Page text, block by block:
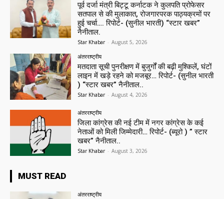
पूर्व दर्जा मंत्री बिट्टू कर्नाटक ने कुलपति प्रोफेसर
सतपाल से की मुलाकात, रोजगारपरक पाठ्यक्रमों पर
हुई चर्चा…. रिपोर्ट- (सुनील भारती) “स्टार खबर”
नैनीताल.
Star Khabar - August 5, 2026
अंतरराष्ट्रीय
मतदाता सूची पुनरीक्षण में बुजुर्गों की बढ़ी मुश्किलें, घंटों
लाइन में खड़े रहने को मजबूर… रिपोर्ट- (सुनील भारती
) “स्टार खबर” नैनीताल..
Star Khabar - August 4, 2026
अंतरराष्ट्रीय
जिला कांग्रेस की नई टीम में नगर कांग्रेस के कई
नेताओं को मिली जिम्मेदारी… रिपोर्ट- (ब्यूरो ) ” स्टार
खबर” नैनीताल..
Star Khabar - August 3, 2026
MUST READ
अंतरराष्ट्रीय